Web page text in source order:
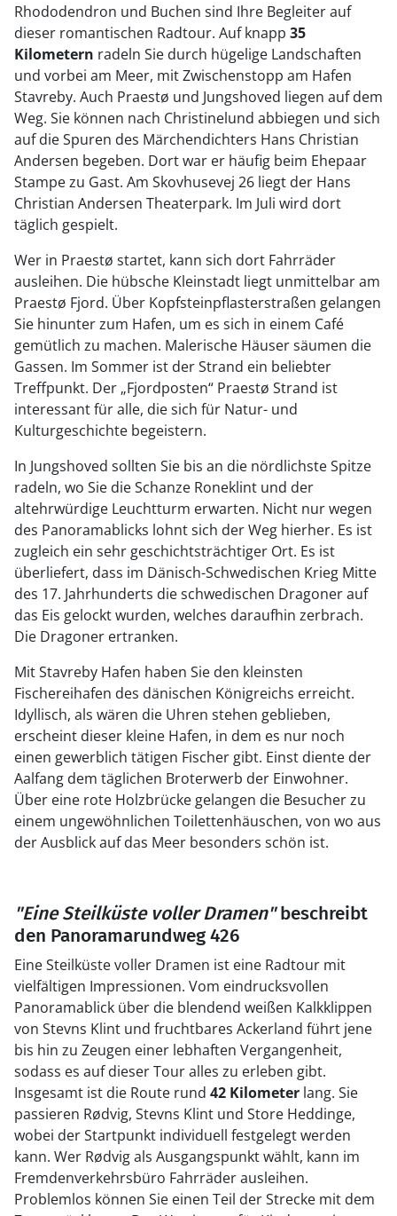
Rhododendron und Buchen sind Ihre Begleiter auf
dieser romantischen Radtour. Auf knapp 35
Kilometern radeln Sie durch hügelige Landschaften
und vorbei am Meer, mit Zwischenstopp am Hafen
Stavreby. Auch Praestø und Jungshoved liegen auf dem
Weg. Sie können nach Christinelund abbiegen und sich
auf die Spuren des Märchendichters Hans Christian
Andersen begeben. Dort war er häufig beim Ehepaar
Stampe zu Gast. Am Skovhusevej 26 liegt der Hans
Christian Andersen Theaterpark. Im Juli wird dort
täglich gespielt.
Wer in Praestø startet, kann sich dort Fahrräder
ausleihen. Die hübsche Kleinstadt liegt unmittelbar am
Praestø Fjord. Über Kopfsteinpflasterstraßen gelangen
Sie hinunter zum Hafen, um es sich in einem Café
gemütlich zu machen. Malerische Häuser säumen die
Gassen. Im Sommer ist der Strand ein beliebter
Treffpunkt. Der „Fjordposten“ Praestø Strand ist
interessant für alle, die sich für Natur- und
Kulturgeschichte begeistern.
In Jungshoved sollten Sie bis an die nördlichste Spitze
radeln, wo Sie die Schanze Roneklint und der
altehrwürdige Leuchtturm erwarten. Nicht nur wegen
des Panoramablicks lohnt sich der Weg hierher. Es ist
zugleich ein sehr geschichtsträchtiger Ort. Es ist
überliefert, dass im Dänisch-Schwedischen Krieg Mitte
des 17. Jahrhunderts die schwedischen Dragoner auf
das Eis gelockt wurden, welches daraufhin zerbrach.
Die Dragoner ertranken.
Mit Stavreby Hafen haben Sie den kleinsten
Fischereihafen des dänischen Königreichs erreicht.
Idyllisch, als wären die Uhren stehen geblieben,
erscheint dieser kleine Hafen, in dem es nur noch
einen gewerblich tätigen Fischer gibt. Einst diente der
Aalfang dem täglichen Broterwerb der Einwohner.
Über eine rote Holzbrücke gelangen die Besucher zu
einem ungewöhnlichen Toilettenhäuschen, von wo aus
der Ausblick auf das Meer besonders schön ist.
"Eine Steilküste voller Dramen"beschreibt
den Panoramarundweg 426
Eine Steilküste voller Dramen ist eine Radtour mit
vielfältigen Impressionen. Vom eindrucksvollen
Panoramablick über die blendend weißen Kalkklippen
von Stevns Klint und fruchtbares Ackerland führt jene
bis hin zu Zeugen einer lebhaften Vergangenheit,
sodass es auf dieser Tour alles zu erleben gibt.
Insgesamt ist die Route rund 42 Kilometer lang. Sie
passieren Rødvig, Stevns Klint und Store Heddinge,
wobei der Startpunkt individuell festgelegt werden
kann. Wer Rødvig als Ausgangspunkt wählt, kann im
Fremdenverkehrsbüro Fahrräder ausleihen.
Problemlos können Sie einen Teil der Strecke mit dem